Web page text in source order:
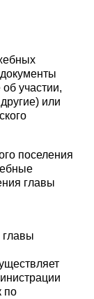
участии,
или
поселения
главы
главы
по